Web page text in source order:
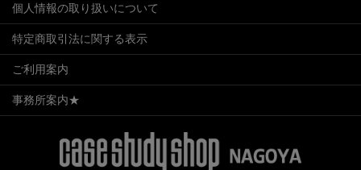
個人情報の取り扱いについて
特定商取引法に関する表示
ご利用案内
事務所案内★